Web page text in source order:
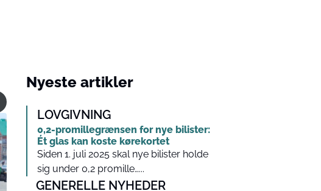
Nyeste artikler
LOVGIVNING
0,2-promillegrænsen for nye bilister:
Ét glas kan koste kørekortet
Siden 1. juli 2025 skal nye bilister holde
sig under 0,2 promille…...
GENERELLE NYHEDER